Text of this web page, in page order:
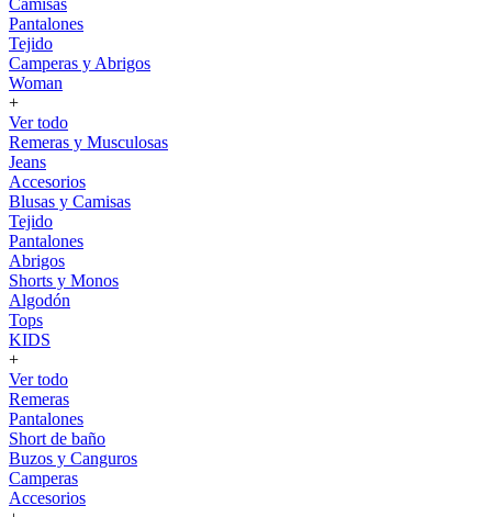
Camisas
Pantalones
Tejido
Camperas y Abrigos
Woman
+
Ver todo
Remeras y Musculosas
Jeans
Accesorios
Blusas y Camisas
Tejido
Pantalones
Abrigos
Shorts y Monos
Algodón
Tops
KIDS
+
Ver todo
Remeras
Pantalones
Short de baño
Buzos y Canguros
Camperas
Accesorios